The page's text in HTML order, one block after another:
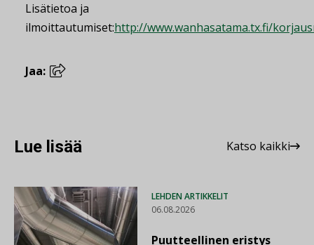
Lisätietoa ja
ilmoittautumiset:http://www.wanhasatama.tx.fi/
Jaa:
Lue lisää Katso kaikki
LEHDEN ARTIKKELIT
06.08.2026
Puutteellinen eristys